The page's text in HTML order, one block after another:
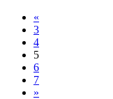
«
3
4
5
6
7
»